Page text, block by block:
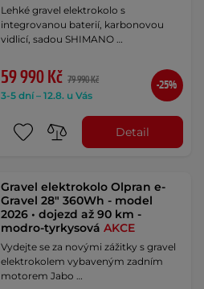
Lehké gravel elektrokolo s
integrovanou baterií, karbonovou
vidlicí, sadou SHIMANO …
59 990 Kč 79 990 Kč
3-5 dní – 12.8. u Vás
-25%
Detail
Gravel elektrokolo Olpran e-
Gravel 28" 360Wh - model
2026 • dojezd až 90 km -
modro-tyrkysováAKCE
Vydejte se za novými zážitky s gravel
elektrokolem vybaveným zadním
motorem Jabo …